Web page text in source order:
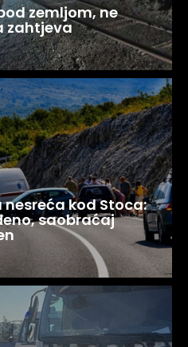
zemljom, ne
zahtjeva
kod Stoca:
saobraćaj